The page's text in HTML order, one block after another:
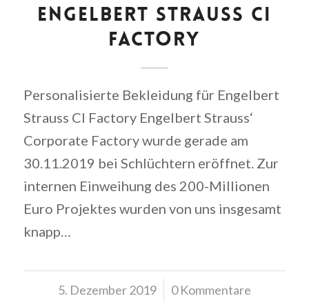
ENGELBERT STRAUSS CI
FACTORY
Personalisierte Bekleidung für Engelbert
Strauss CI Factory Engelbert Strauss‘
Corporate Factory wurde gerade am
30.11.2019 bei Schlüchtern eröffnet. Zur
internen Einweihung des 200-Millionen
Euro Projektes wurden von uns insgesamt
knapp…
5. Dezember 2019
/ 0 Kommentare